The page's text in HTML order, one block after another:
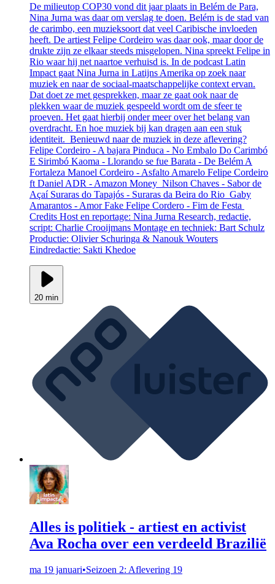
De milieutop COP30 vond dit jaar plaats in Belém de Para,
Nina Jurna was daar om verslag te doen. Belém is de stad van
de carimbo, een muzieksoort dat veel Caribische invloeden
heeft. De artiest Felipe Cordeiro was daar ook, maar door de
drukte zijn ze elkaar steeds misgelopen. Nina spreekt Felipe in
Rio waar hij net naartoe verhuisd is. In de podcast Latin
Impact gaat Nina Jurna in Latijns Amerika op zoek naar
muziek en naar de sociaal-maatschappelijke context ervan.
Dat doet ze met gesprekken, maar ze gaat ook naar de
plekken waar de muziek gespeeld wordt om de sfeer te
proeven. Het gaat hierbij onder meer over het belang van
overdracht. En hoe muziek bij kan dragen aan een stuk
identiteit. Benieuwd naar de muziek in deze aflevering?
Felipe Cordeiro - A bajara Pinduca - No Embalo Do Carimbó
E Sirimbó Kaoma - Llorando se fue Barata - De Belém A
Fortaleza Manoel Cordeiro - Asfalto Amarelo Felipe Cordeiro
ft Daniel ADR - Amazon Money Nilson Chaves - Sabor de
Açaí Suraras do Tapajós - Suraras da Beira do Rio Gaby
Amarantos - Amor Fake Felipe Cordero - Fim de Festa
Credits Host en reportage: Nina Jurna Research, redactie,
script: Charlie Crooijmans Montage en techniek: Bart Schulz
Productie: Olivier Schuringa & Nanouk Wouters
Eindredactie: Sakti Khedoe
20 min
Alles is politiek - artiest en activist
Ava Rocha over een verdeeld Brazilië
ma 19 januari•Seizoen 2: Aflevering 19